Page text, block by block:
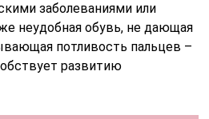
заболеваниями или
неудобная обувь, не дающая
потливость пальцев –
развитию